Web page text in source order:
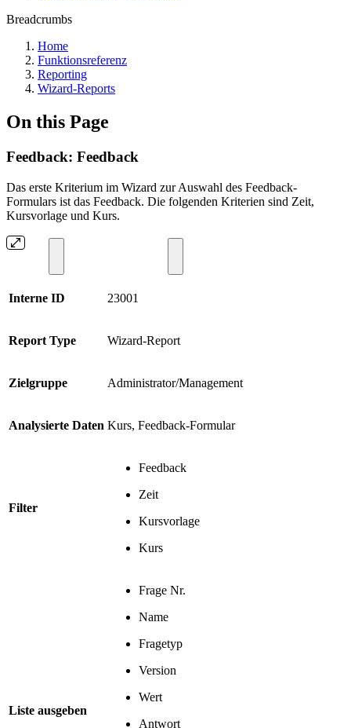
Breadcrumbs
Home
Funktionsreferenz
Reporting
Wizard-Reports
On this Page
Feedback: Feedback
Das erste Kriterium im Wizard zur Auswahl des Feedback-
Formulars ist das Feedback. Die folgenden Kriterien sind Zeit,
Kursvorlage und Kurs.
Interne ID 23001
Report Type Wizard-Report
Zielgruppe Administrator/Management
Analysierte Daten Kurs, Feedback-Formular
Filter
Feedback
Zeit
Kursvorlage
Kurs
Liste ausgeben
Frage Nr.
Name
Fragetyp
Version
Wert
Antwort